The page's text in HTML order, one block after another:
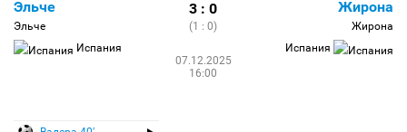
Эльче
Эльче
Испания
3 : 0
(1 : 0)
07.12.2025
16:00
Жирона
Жирона
Испания